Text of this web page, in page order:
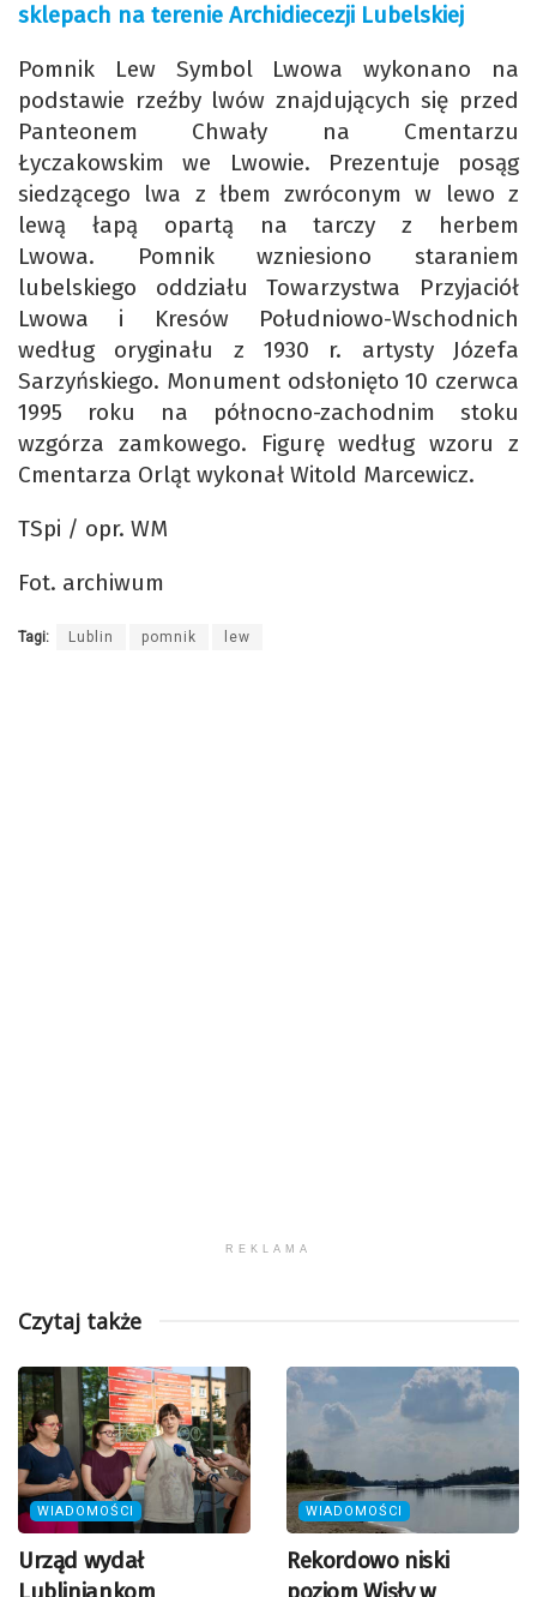
sklepach na terenie Archidiecezji Lubelskiej
Pomnik Lew Symbol Lwowa wykonano na
podstawie rzeźby lwów znajdujących się przed
Panteonem Chwały na Cmentarzu
Łyczakowskim we Lwowie. Prezentuje posąg
siedzącego lwa z łbem zwróconym w lewo z
lewą łapą opartą na tarczy z herbem
Lwowa. Pomnik wzniesiono staraniem
lubelskiego oddziału Towarzystwa Przyjaciół
Lwowa i Kresów Południowo-Wschodnich
według oryginału z 1930 r. artysty Józefa
Sarzyńskiego. Monument odsłonięto 10 czerwca
1995 roku na północno-zachodnim stoku
wzgórza zamkowego. Figurę według wzoru z
Cmentarza Orląt wykonał Witold Marcewicz.
TSpi / opr. WM
Fot. archiwum
Tagi: Lublin pomnik lew
REKLAMA
Czytaj także
WIADOMOŚCI
Urząd wydał
WIADOMOŚCI
Rekordowo niski